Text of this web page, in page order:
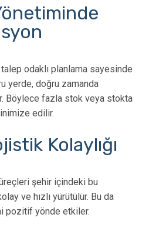
odaklı planlama sayesinde
yerde, doğru zamanda
Böylece fazla stok veya stokta
edilir.
Kolaylığı
şehir içindeki bu
ve hızlı yürütülür. Bu da
pozitif yönde etkiler.